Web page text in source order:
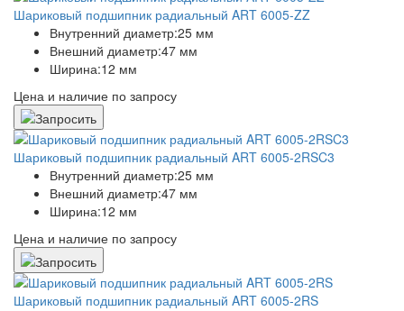
Шариковый подшипник радиальный ART 6005-ZZ
Внутренний диаметр:25 мм
Внешний диаметр:47 мм
Ширина:12 мм
Цена и наличие по запросу
Шариковый подшипник радиальный ART 6005-2RSC3
Внутренний диаметр:25 мм
Внешний диаметр:47 мм
Ширина:12 мм
Цена и наличие по запросу
Шариковый подшипник радиальный ART 6005-2RS